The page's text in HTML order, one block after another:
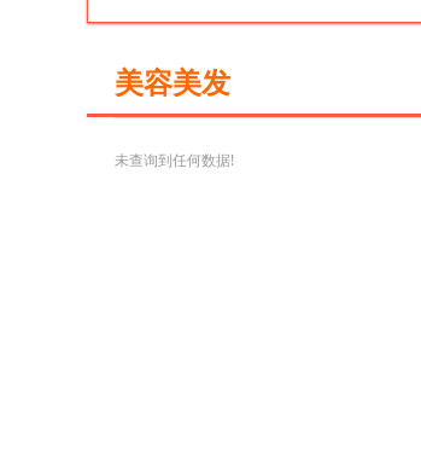
美容美发
未查询到任何数据!